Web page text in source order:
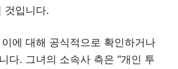
것입니다.
에 대해 공식적으로 확인하거나
다. 그녀의 소속사 측은 “개인 투